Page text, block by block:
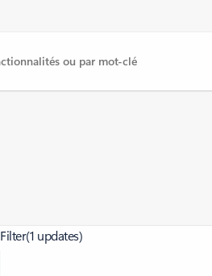
Filter(1 updates)